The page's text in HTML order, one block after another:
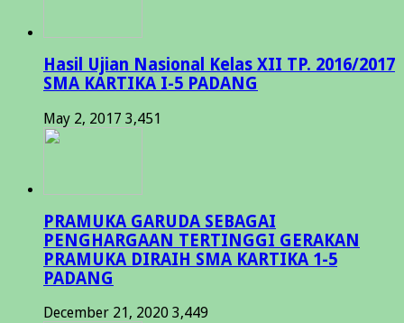
Hasil Ujian Nasional Kelas XII TP. 2016/2017
SMA KARTIKA I-5 PADANG
May 2, 2017 3,451
PRAMUKA GARUDA SEBAGAI
PENGHARGAAN TERTINGGI GERAKAN
PRAMUKA DIRAIH SMA KARTIKA 1-5
PADANG
December 21, 2020 3,449